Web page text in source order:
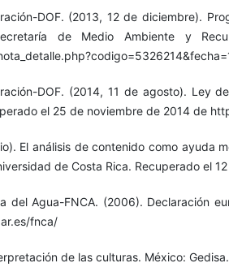
DOF. (2013, 12 de diciembre).
de Medio Ambiente y
DOF. (2014, 11 de agosto). Ley
el 25 de noviembre de 2014 de
El análisis de contenido como ayuda
de Costa Rica. Recuperado
del Agua-FNCA. (2006). Declaración
fnca/
de las culturas. México: Gedisa.